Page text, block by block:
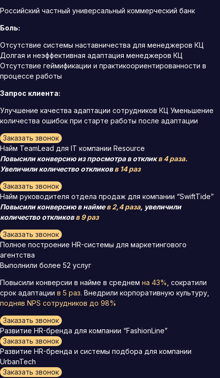
Российский частный универсальный коммерческий банк
Боль:
Отсутствие системы наставничества для менеджеров КЦ
Долгая и неэффективная адаптация менеджеров КЦ
Отсутствие геймификации и практикоориентированности в
процессе работы
Запрос клиента:
Улучшение качества адаптации сотрудников КЦ Уменьшение
количества ошибок при старте работы после адаптации
Заказать звонок
Найм TeamLead для IT компании Resource
Повысили конверсию из просмотра в откликв 4 раза.
Увеличили количество откликовв 14 раз
Заказать звонок
Найм руководителя отдела продаж для компании “SwiftTide”
Повысили конверсию в наймев 2,4 раза, увеличили
количество откликовв 9 раз
Заказать звонок
Полное построение HR-системы для маркетингового
агентства
Выполнили более 52 услуг
Повысили конверсии в найме в среднем на 43% , сократили
срок адаптации в 5 раз. Внедрили корпоративную культуру,
подняв NPS сотрудников до 98%
Заказать звонок
Развитие HR-бренда для компании “FashionLine”
Заказать звонок
Развитие HR-бренда и системы подбора для компании
UrbanTech
Заказать звонок